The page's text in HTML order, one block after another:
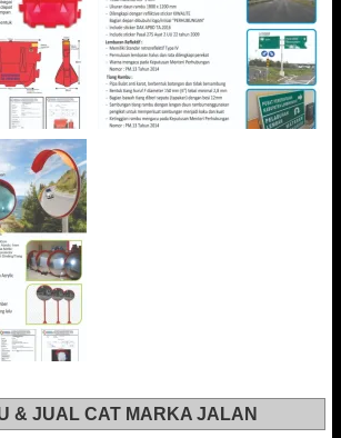
& JUAL CAT MARKA JALAN